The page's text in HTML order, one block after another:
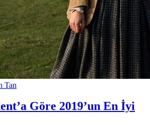
Tan
Göre 2019’un En İyi